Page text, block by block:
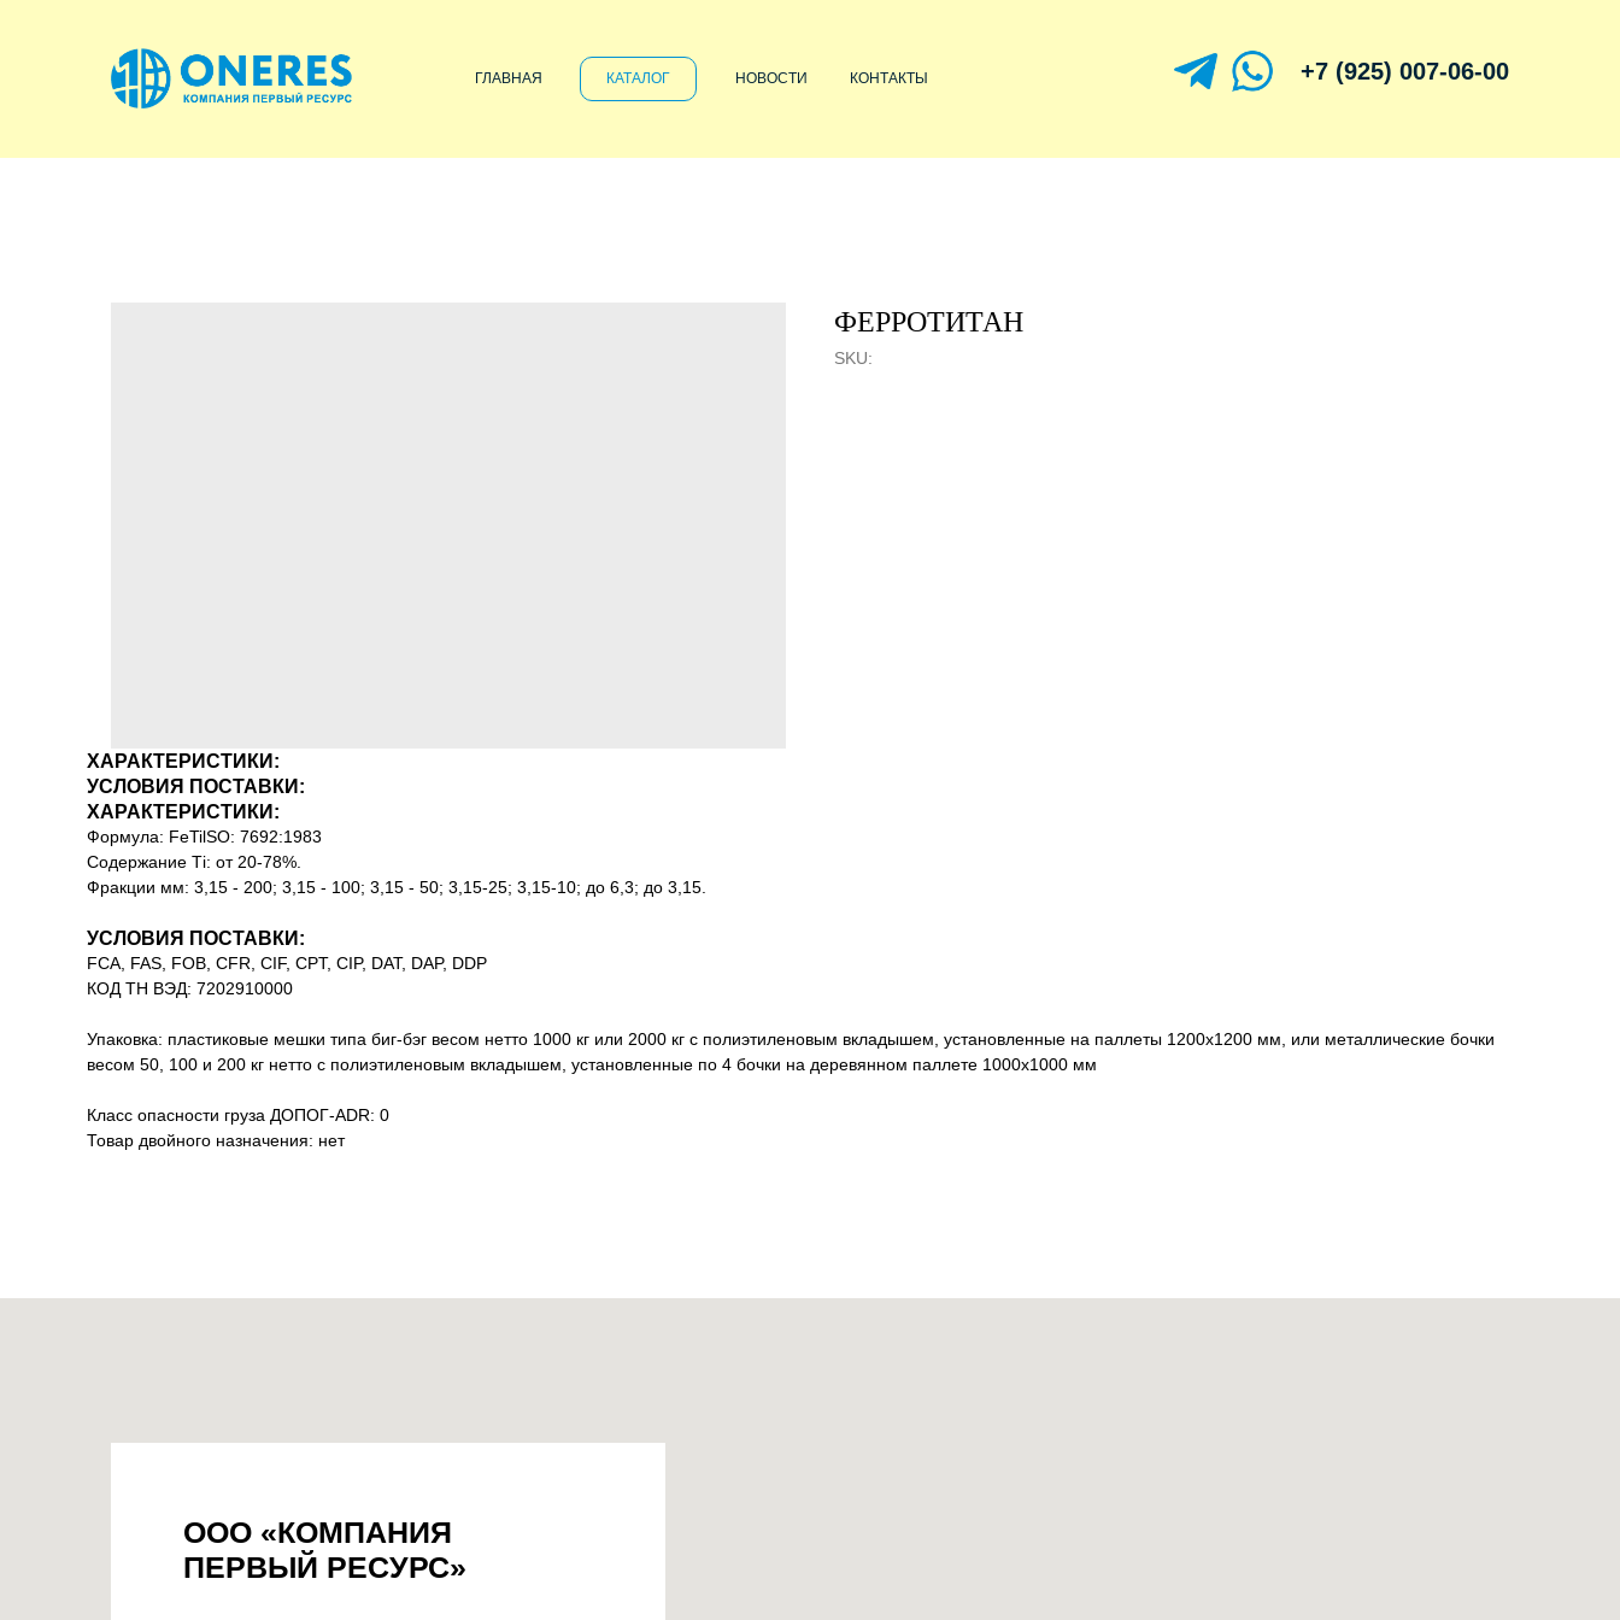
+7 (925) 007-06-00
КАТАЛОГ НОВОСТИ КОНТАКТЫ
ГЛАВНАЯ
ФЕРРОТИТАН
SKU:
ХАРАКТЕРИСТИКИ:
УСЛОВИЯ ПОСТАВКИ:
ХАРАКТЕРИСТИКИ:
Формула: FeTilSO: 7692:1983
Содержание Ті: от 20-78%.
Фракции мм: 3,15 - 200; 3,15 - 100; 3,15 - 50; 3,15-25; 3,15-10; до 6,3; до 3,15.
УСЛОВИЯ ПОСТАВКИ:
FCA, FAS, FOB, CFR, CIF, CPT, CIP, DAT, DAP, DDP
КОД ТН ВЭД: 7202910000
Упаковка: пластиковые мешки типа биг-бэг весом нетто 1000 кг или 2000 кг с полиэтиленовым вкладышем, установленные на паллеты 1200х1200 мм, или металлические бочки
весом 50, 100 и 200 кг нетто с полиэтиленовым вкладышем, установленные по 4 бочки на деревянном паллете 1000х1000 мм
Класс опасности груза ДОПОГ-ADR: 0
Товар двойного назначения: нет
ООО «КОМПАНИЯ
ПЕРВЫЙ РЕСУРС»